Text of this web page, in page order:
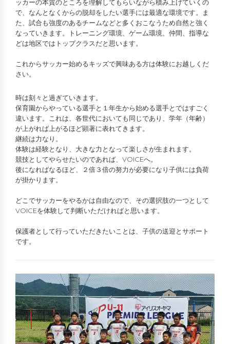
ッカーの本質のところを理解してもらいながら積み上げていくの
で、なんとなくからの脱却をしたい選手には最適な環境です。ま
た、試合も強度のあるチームなどと多くおこなうため自然と強く
なっていきます。トレーニング環境、ゲーム環境、仲間、指導な
どは地区ではトップクラスだと思います。
これからサッカー始めるキッズで興味ある方は体験にお越しくだ
さい。
時は刻々と過ぎていきます。
保育園からやっている選手と１年生から始める選手とではすごく
違います。これは、各世代においても同じであり、学年（年齢）
が上がれば上がるほど顕著に表れてきます。
継続は力なり。
体験は経験となり、大きな力となって楽しさが生まれます。
競技としてやらせたいのであれば、VOICEへ。
後になればなるほど、２倍３倍の努力が必要になり子供には負荷
が掛かります。
どこでサッカーをやるかは自由なので、その選択肢の一つとして
VOICEを体験して判断いただければと思います。
保護者として行っていただきたいことは、子供の送迎とサポート
です。